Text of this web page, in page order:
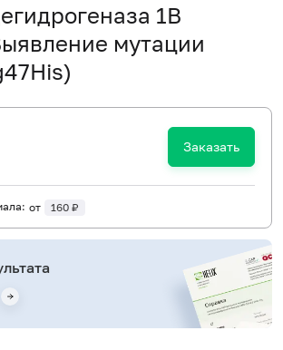
1B
мутации
Заказать
от 160 ₽